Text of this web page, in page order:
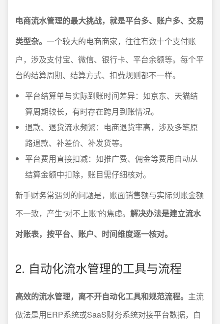
电商流水管理的最大挑战，就是平台多、账户多、交易
类型杂。 一个较大的电商商家，往往有数十个支付账
户，涉及支付宝、微信、银行卡、平台余额等。每个平
台的结算周期、结算方式、扣费规则都不一样。
平台结算单与实际到账时间差异：如京东、天猫结
算周期较长，有时存在跨月到账情况。
退款、退货流水频繁：电商退货率高，涉及多笔原
路退款、补差价、补发货等。
平台费用直接扣减：如推广费、佣金等费用自动从
结算金额中扣除，账目需仔细核对。
新手财务常遇到的问题是，账面销售额与实际到账金额
不一致，产生“对不上账”的焦虑。 解决办法是建立流水
对账表，按平台、账户、时间维度逐一核对。
2. 自动化流水管理的工具与流程
高效的流水管理，离不开自动化工具和规范流程。 主流
做法是用ERP系统或SaaS财务系统对接平台数据，自